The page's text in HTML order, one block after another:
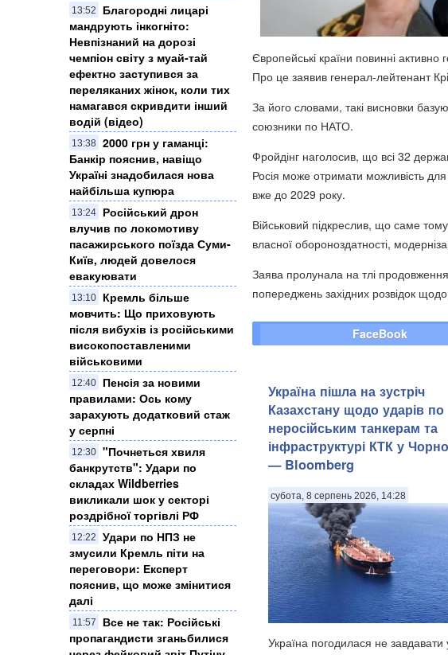
13:52
Благородні лицарі
мандрують інкогніто:
Невпізнаний на дорозі
чемпіон світу з муай-тай
ефектно заступився за
переляканих жінок, коли тих
намагався скривдити інший
водій (відео)
13:38 2000 грн у гаманці:
Банкір пояснив, навіщо
Україні знадобилася нова
найбільша купюра
13:24
Російський дрон
влучив по локомотиву
пасажирського поїзда Суми-
Київ, людей довелося
евакуювати
13:10
Кремль більше
мовчить: Що приховують
після вибухів із російськими
високопоставленими
військовими
12:40
Пенсія за новими
правилами: Ось кому
зарахують додатковий стаж
у серпні
12:30 "Почнеться хвиля
банкрутств": Удари по
складах Wildberries
викликали шок у секторі
роздрібної торгівлі РФ
12:22
Удари по НПЗ не
змусили Кремль піти на
переговори: Експерт
пояснив, що може змінитися
далі
11:57
Все не так: Російські
пропагандисти зганьбилися
Європейські країни повинні активно
Про це заявив генерал-лейтенант
За його словами, такі висновки
союзники по НАТО.
Фройдінг наголосив, що всі 32
Росія може отримати можливість
вже до 2029 року.
Військовий підкреслив, що саме
власної обороноздатності,
Заява пролунала на тлі продовження
попереджень західних розвідок
FaceBook
Україна пішла на зустріч
Казахстану щодо ударів по
неросійським танкерам та
інфраструктурі КТК у
— Bloomberg
субота, 8 серпень 2026, 14:28
Україна погодилася не завдавати